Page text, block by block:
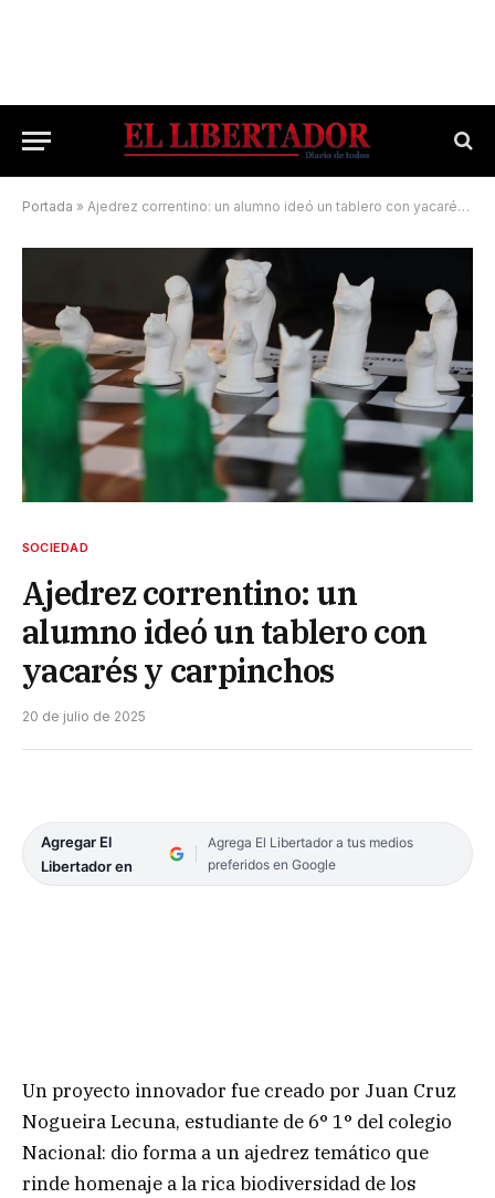
Portada » Ajedrez correntino: un alumno ideó un tablero con yacarés y carpinchos
SOCIEDAD
Ajedrez correntino: un
alumno ideó un tablero con
yacarés y carpinchos
20 de julio de 2025
Agregar El
Libertador en
Agrega El Libertador a tus medios
preferidos en Google
Un proyecto innovador fue creado por Juan Cruz
Nogueira Lecuna, estudiante de 6° 1° del colegio
Nacional: dio forma a un ajedrez temático que
rinde homenaje a la rica biodiversidad de los